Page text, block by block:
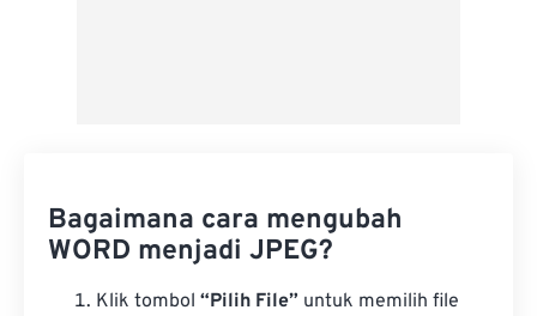
Bagaimana cara mengubah
WORD menjadi JPEG?
Klik tombol “Pilih File” untuk memilih file